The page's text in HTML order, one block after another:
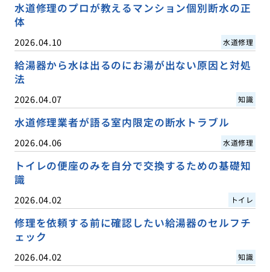
水道修理のプロが教えるマンション個別断水の正
体
2026.04.10 水道修理
給湯器から水は出るのにお湯が出ない原因と対処
法
2026.04.07 知識
水道修理業者が語る室内限定の断水トラブル
2026.04.06 水道修理
トイレの便座のみを自分で交換するための基礎知
識
2026.04.02 トイレ
修理を依頼する前に確認したい給湯器のセルフチ
ェック
2026.04.02 知識